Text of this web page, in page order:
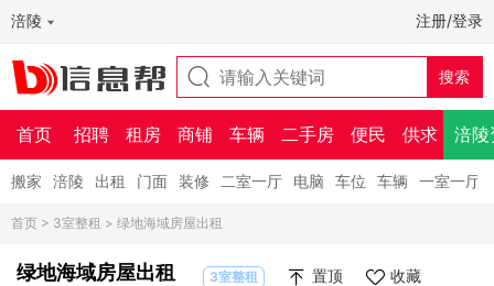
涪陵 注册/登录
首页 招聘 租房 商铺 车辆 二手房 便民 供求 涪陵
搬家 涪陵 出租 门面 装修 二室一厅 电脑 车位 车辆 一室一厅
首页 > 3室整租 > 绿地海域房屋出租
绿地海域房屋出租 3室整租 置顶 收藏